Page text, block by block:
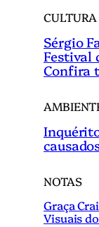
CULTURA
Sérgio
Festival
Confira
NOTAS
Graça
Visuais